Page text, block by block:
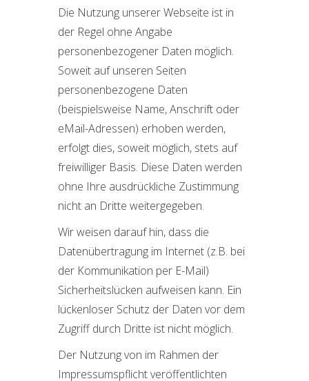
Die Nutzung unserer Webseite ist in
der Regel ohne Angabe
personenbezogener Daten möglich.
Soweit auf unseren Seiten
personenbezogene Daten
(beispielsweise Name, Anschrift oder
eMail-Adressen) erhoben werden,
erfolgt dies, soweit möglich, stets auf
freiwilliger Basis. Diese Daten werden
ohne Ihre ausdrückliche Zustimmung
nicht an Dritte weitergegeben.
Wir weisen darauf hin, dass die
Datenübertragung im Internet (z.B. bei
der Kommunikation per E-Mail)
Sicherheitslücken aufweisen kann. Ein
lückenloser Schutz der Daten vor dem
Zugriff durch Dritte ist nicht möglich.
Der Nutzung von im Rahmen der
Impressumspflicht veröffentlichten